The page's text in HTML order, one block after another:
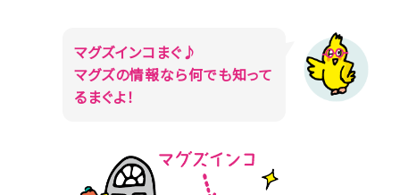
マグズインコまぐ♪
マグズの情報なら何でも知って
るまぐよ！